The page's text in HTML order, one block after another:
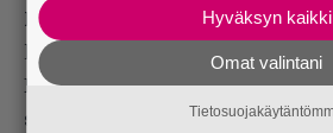
Helsinki!
nousi liekkien ja
lavalle.
Koko show tuntui menevän
selvien askelmerkkien mukaan.
Hyväksyn kaikki
Omat valintani